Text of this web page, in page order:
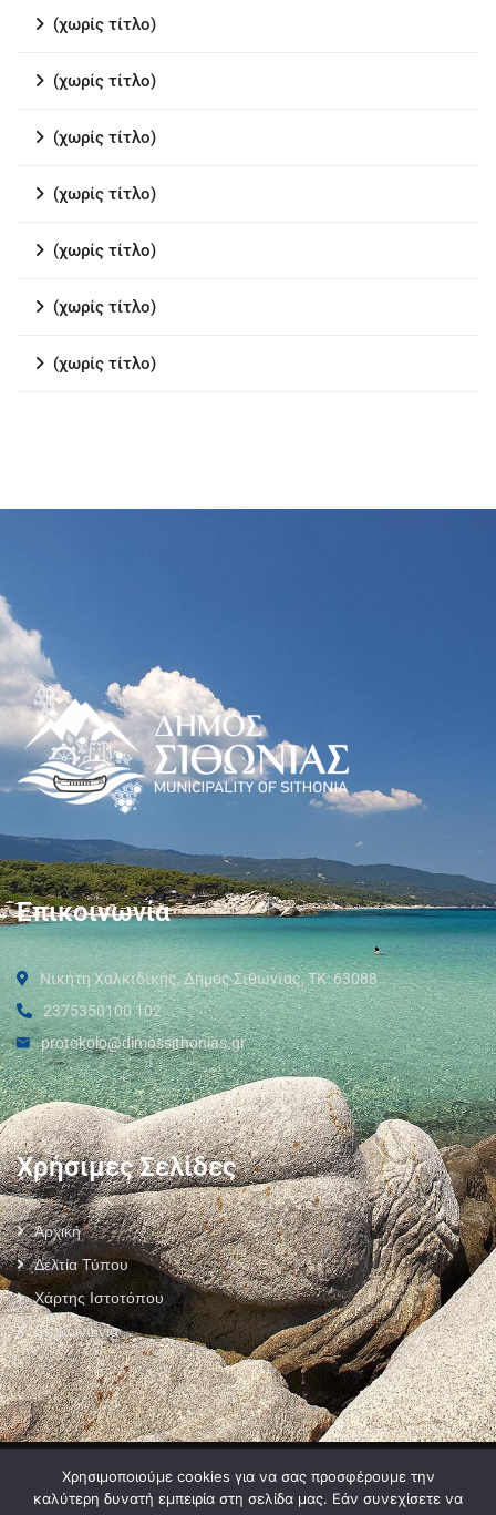
(χωρίς τίτλο)
(χωρίς τίτλο)
(χωρίς τίτλο)
(χωρίς τίτλο)
(χωρίς τίτλο)
(χωρίς τίτλο)
(χωρίς τίτλο)
Επικοινωνία
Νικήτη Χαλκιδικής, Δήμος Σιθωνίας, ΤΚ: 63088
2375350100 102
protokolo@dimossithonias.gr
Χρήσιμες Σελίδες
Αρχική
Δελτία Τύπου
Χάρτης Ιστοτόπου
Επικοινωνία
Όροι Χρήσης
Χρησιμοποιούμε cookies για να σας προσφέρουμε την
καλύτερη δυνατή εμπειρία στη σελίδα μας. Εάν συνεχίσετε να